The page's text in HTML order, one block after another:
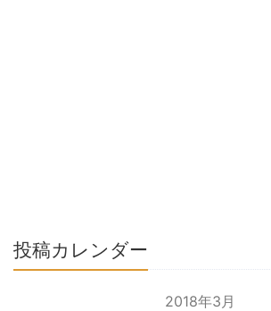
投稿カレンダー
2018年3月